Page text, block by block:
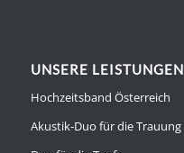
UNSERE LEISTUNGEN
Hochzeitsband Österreich
Akustik-Duo für die Trauung